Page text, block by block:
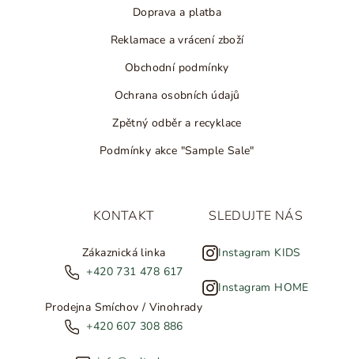
Doprava a platba
Reklamace a vrácení zboží
Obchodní podmínky
Ochrana osobních údajů
Zpětný odběr a recyklace
Podmínky akce "Sample Sale"
KONTAKT
Zákaznická linka
+420 731 478 617
Prodejna Smíchov / Vinohrady
+420 607 308 886
SLEDUJTE NÁS
Instagram KIDS
Instagram HOME